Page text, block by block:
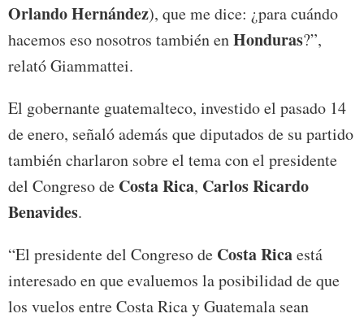
Orlando Hernández), que me dice: ¿para cuándo
hacemos eso nosotros también enHonduras?”,
relató Giammattei.
El gobernante guatemalteco, investido el pasado 14
de enero, señaló además que diputados de su partido
también charlaron sobre el tema con el presidente
del Congreso de Costa Rica, Carlos Ricardo
Benavides.
“El presidente del Congreso de Costa Ricaestá
interesado en que evaluemos la posibilidad de que
los vuelos entre Costa Rica y Guatemala sean